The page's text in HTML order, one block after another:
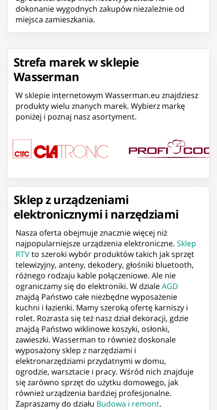
dokonanie wygodnych zakupów niezależnie od
miejsca zamieszkania.
Strefa marek w sklepie
Wasserman
W sklepie internetowym Wasserman.eu znajdziesz
produkty wielu znanych marek. Wybierz markę
poniżej i poznaj nasz asortyment.
Sklep z urządzeniami
elektronicznymi i narzędziami
Nasza oferta obejmuje znacznie więcej niż
najpopularniejsze urządzenia elektroniczne. Sklep
RTVto szeroki wybór produktów takich jak sprzęt
telewizyjny, anteny, dekodery, głośniki bluetooth,
różnego rodzaju kable połączeniowe. Ale nie
ograniczamy się do elektroniki. W dzialeAGD
znajdą Państwo całe niezbędne wyposażenie
kuchni i łazienki. Mamy szeroką ofertę karniszy i
rolet. Rozrasta się też nasz dział dekoracji, gdzie
znajdą Państwo wiklinowe koszyki, osłonki,
zawieszki. Wasserman to również doskonale
wyposażony sklep z narzędziami i
elektronarzędziami przydatnymi w domu,
ogrodzie, warsztacie i pracy. Wśród nich znajduje
się zarówno sprzęt do użytku domowego, jak
również urządzenia bardziej profesjonalne.
Zapraszamy do działu Budowa i remont.